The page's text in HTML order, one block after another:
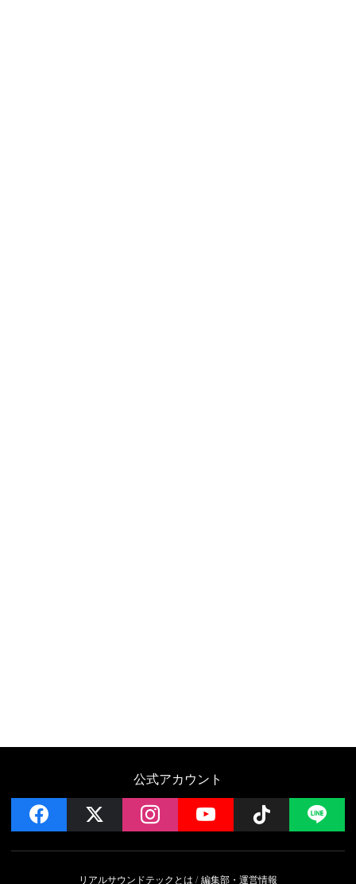
公式アカウント
facebook instagramYouTube Follow
リアルサウンドテックとは 編集部・運営情報